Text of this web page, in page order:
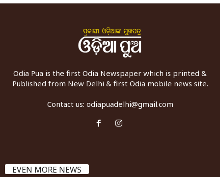
Odia Pua is the first Odia Newspaper which is printed &
Published from New Delhi & first Odia mobile news site.
Contact us: odiapuadelhi@gmail.com
EVEN MORE NEWS